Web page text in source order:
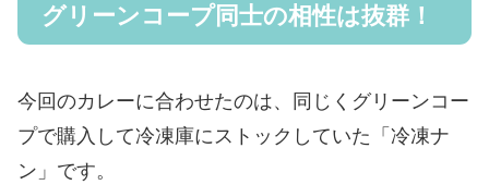
グリーンコープ同士の相性は抜群！
今回のカレーに合わせたのは、同じくグリーンコー
プで購入して冷凍庫にストックしていた「冷凍ナ
ン」です。